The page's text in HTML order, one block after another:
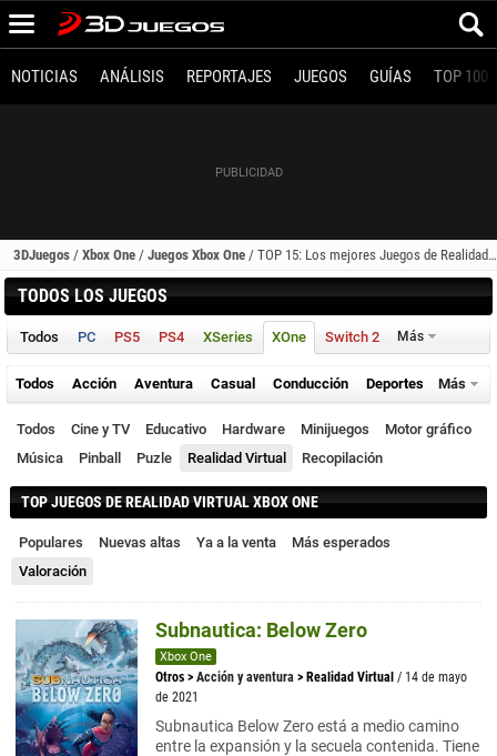
NOTICIAS ANÁLISIS REPORTAJES JUEGOS GUÍAS TOP 100
3DJuegos / Xbox One / Juegos Xbox One / TOP 15: Los mejores Juegos de Realidad Virtual (Xbox One)
TODOS LOS JUEGOS
Todos PC PS5 PS4 XSeries XOne Switch 2 Más
Todos Acción Aventura Casual Conducción Deportes Más
Todos Cine y TV Educativo Hardware Minijuegos
Motor gráfico
Música
Pinball Puzle Realidad Virtual Recopilación
TOP JUEGOS DE REALIDAD VIRTUAL XBOX ONE
Populares Nuevas altas Ya a la venta
Más esperados
Valoración
Subnautica: Below Zero
Xbox One
Otros > Acción y aventura > Realidad Virtual / 14 de mayo
de 2021
Subnautica Below Zero está a medio camino
entre la expansión y la secuela contenida. Tiene